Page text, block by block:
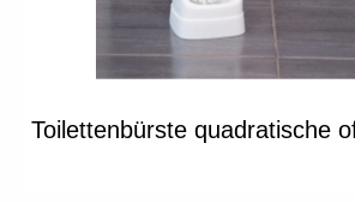
Toilettenbürste quadratische